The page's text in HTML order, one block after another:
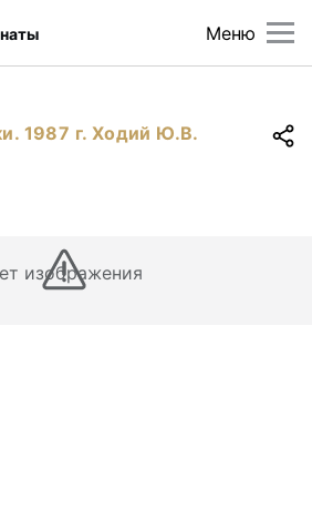
Меню
1987 г. Ходий Ю.В.
изображения